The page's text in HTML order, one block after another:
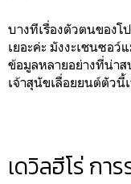
บางทีเรื่องตัวตนของโ
เยอะค่ะ มังงะเชนซอ
ข้อมูลหลายอย่างที่น่าส
เจ้าสุนัขเลื่อยยนต์ตัวนี้
เดวิลฮีโร่ กา